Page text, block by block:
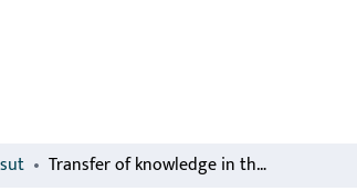
Transfer of knowledge in the cultivation of threatened medicinal plants as alternative crops